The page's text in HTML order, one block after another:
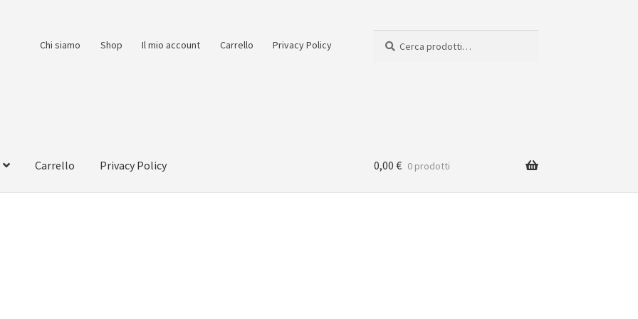
Chi siamo Shop Il mio account Carrello Privacy Policy
Carrello Privacy Policy 0,00 € 0 prodotti